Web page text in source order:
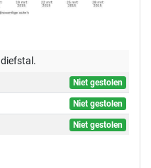
diefstal.
Niet gestolen
Niet gestolen
Niet gestolen